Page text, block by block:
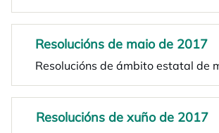
Resolucións de maio de 2017
Resolucións de ámbito estatal de
Resolucións de xuño de 2017